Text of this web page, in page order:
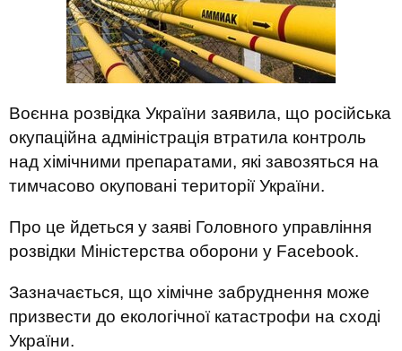
Воєнна розвідка України заявила, що російська
окупаційна адміністрація втратила контроль
над хімічними препаратами, які завозяться на
тимчасово окуповані території України.
Про це йдеться у заяві Головного управління
розвідки Міністерства оборони у Facebook.
Зазначається, що хімічне забруднення може
призвести до екологічної катастрофи на сході
України.